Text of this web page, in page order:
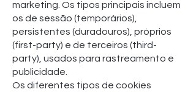
marketing. Os tipos principais incluem
os de sessão (temporários),
persistentes (duradouros), próprios
(first-party) e de terceiros (third-
party), usados para rastreamento e
publicidade.
Os diferentes tipos de cookies